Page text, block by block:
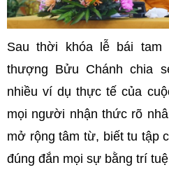
Sau thời khóa lễ bái tam
thượng Bửu Chánh chia
nhiều ví dụ thực tế của
mọi người nhận thức rõ
mở rộng tâm từ, biết tu tập
đúng đắn mọi sự bằng trí